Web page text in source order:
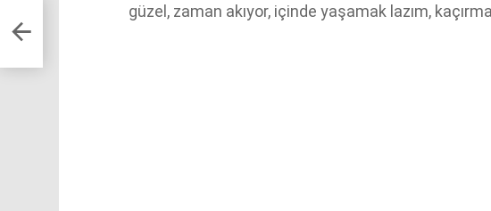
güzel, zaman akıyor, içinde yaşamak lazım,